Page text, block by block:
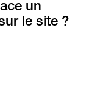
un
le site ?